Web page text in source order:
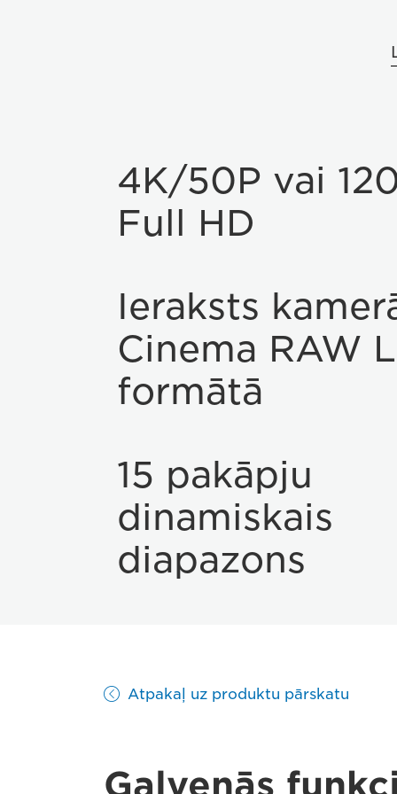
4K/50P vai
Full HD
Ieraksts
Cinema RAW
formātā
15 pakāpju
dinamiskais
diapazons
Atpakaļ uz produktu pārskatu
Galvenās